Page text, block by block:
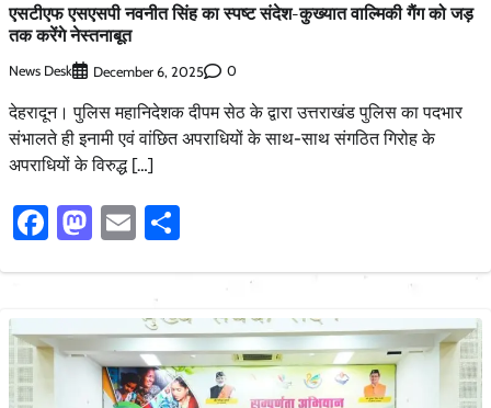
एसटीएफ एसएसपी नवनीत सिंह का स्पष्ट संदेश-कुख्यात वाल्मिकी गैंग को जड़
तक करेंगे नेस्तनाबूत
News Desk December 6, 2025 0
देहरादून। पुलिस महानिदेशक दीपम सेठ के द्वारा उत्तराखंड पुलिस का पदभार
संभालते ही इनामी एवं वांछित अपराधियों के साथ-साथ संगठित गिरोह के
अपराधियों के विरुद्ध […]
Facebook
Mastodon
Email